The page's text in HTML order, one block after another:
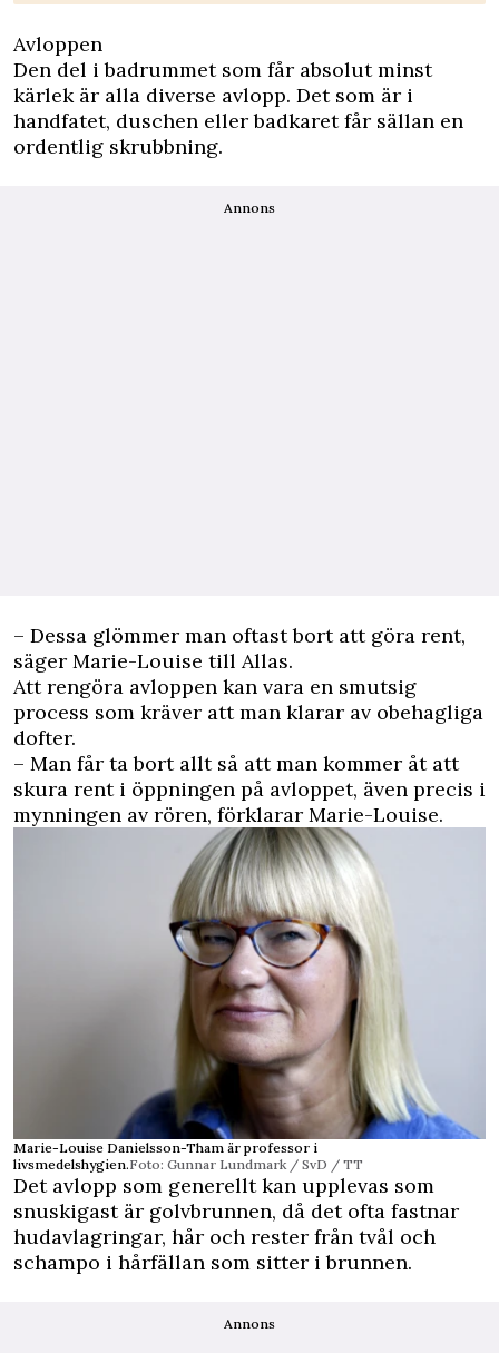
Avloppen
Den del i badrummet som får absolut minst
kärlek är alla diverse avlopp. Det som är i
handfatet, duschen eller badkaret får sällan en
ordentlig skrubbning.
Annons
– Dessa glömmer man oftast bort att göra rent,
säger Marie-Louise till Allas.
Att rengöra avloppen kan vara en smutsig
process som kräver att man klarar av obehagliga
dofter.
– Man får ta bort allt så att man kommer åt att
skura rent i öppningen på avloppet, även precis i
mynningen av rören, förklarar Marie-Louise.
Marie-Louise Danielsson-Tham är professor i
livsmedelshygien.Foto: Gunnar Lundmark / SvD / TT
Det avlopp som generellt kan upplevas som
snuskigast är golvbrunnen, då det ofta fastnar
hudavlagringar, hår och rester från tvål och
schampo i hårfällan som sitter i brunnen.
Annons